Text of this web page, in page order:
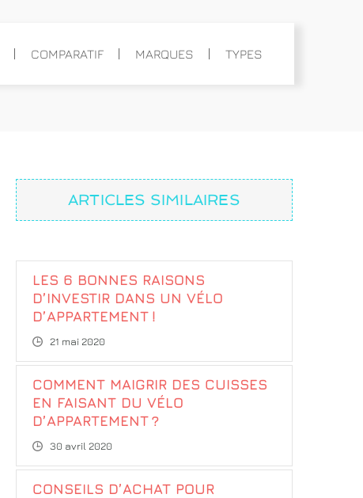
COMPARATIF MARQUES TYPES
ARTICLES SIMILAIRES
LES 6 BONNES RAISONS
D’INVESTIR DANS UN VÉLO
D’APPARTEMENT !
21 mai 2020
COMMENT MAIGRIR DES CUISSES
EN FAISANT DU VÉLO
D’APPARTEMENT ?
30 avril 2020
CONSEILS D’ACHAT POUR